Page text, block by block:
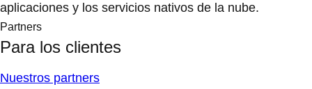
aplicaciones y los servicios nativos de la nube.
Partners
Para los clientes
Nuestros partners